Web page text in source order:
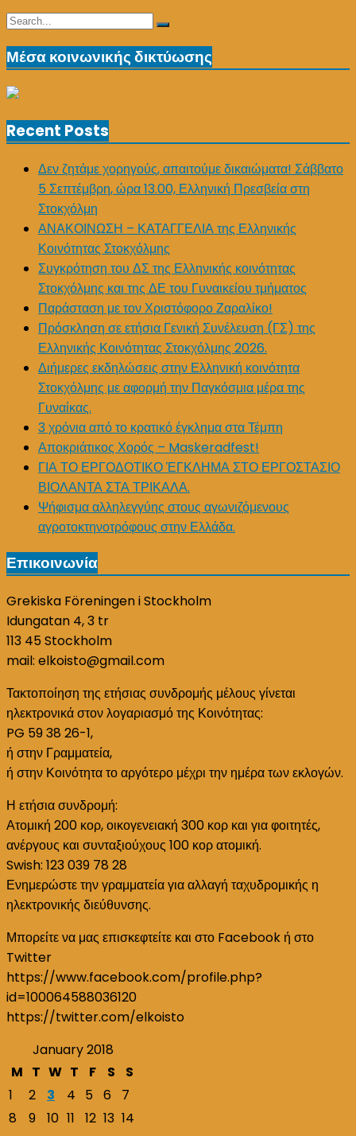
Search
Search
Μέσα κοινωνικής δικτύωσης
Recent Posts
Δεν ζητάμε χορηγούς, απαιτούμε δικαιώματα! Σάββατο
5 Σεπτέμβρη, ώρα 13.00, Ελληνική Πρεσβεία στη
Στοκχόλμη
ΑΝΑΚΟΙΝΩΣΗ – ΚΑΤΑΓΓΕΛΙΑ της Ελληνικής
Κοινότητας Στοκχόλμης
Συγκρότηση του ΔΣ της Ελληνικής κοινότητας
Στοκχόλμης και της ΔΕ του Γυναικείου τμήματος
Παράσταση με τον Χριστόφορο Ζαραλίκο!
Πρόσκληση σε ετήσια Γενική Συνέλευση (ΓΣ) της
Ελληνικής Κοινότητας Στοκχόλμης 2026.
Διήμερες εκδηλώσεις στην Ελληνική κοινότητα
Στοκχόλμης με αφορμή την Παγκόσμια μέρα της
Γυναίκας.
3 χρόνια από το κρατικό έγκλημα στα Τέμπη
Αποκριάτικος Χορός – Maskeradfest!
ΓΙΑ ΤΟ ΕΡΓΟΔΟΤΙΚΟ ΈΓΚΛΗΜΑ ΣΤΟ ΕΡΓΟΣΤΑΣΙΟ
ΒΙΟΛΑΝΤΑ ΣΤΑ ΤΡΙΚΑΛΑ.
Ψήφισμα αλληλεγγύης στους αγωνιζόμενους
αγροτοκτηνοτρόφους στην Ελλάδα.
Επικοινωνία
Grekiska Föreningen i Stockholm
Idungatan 4, 3 tr
113 45 Stockholm
mail: elkoisto@gmail.com
Τακτοποίηση της ετήσιας συνδρομής μέλους γίνεται
ηλεκτρονικά στον λογαριασμό της Κοινότητας:
PG 59 38 26-1,
ή στην Γραμματεία,
ή στην Κοινότητα το αργότερο μέχρι την ημέρα των εκλογών.
Η ετήσια συνδρομή:
Ατομική 200 κορ, οικογενειακή 300 κορ και για φοιτητές,
ανέργους και συνταξιούχους 100 κορ ατομική.
Swish: 123 039 78 28
Ενημερώστε την γραμματεία για αλλαγή ταχυδρομικής η
ηλεκτρονικής διεύθυνσης.
Μπορείτε να μας επισκεφτείτε και στο Facebook ή στο
Twitter
https://www.facebook.com/profile.php?
id=100064588036120
https://twitter.com/elkoisto
January 2018
M T W T F S
S
1
2 3 4 5 6
7
8
9 10 11 12 13 14